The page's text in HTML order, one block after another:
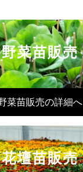
野菜苗販売
菜苗販売の詳細へ
花壇苗販売